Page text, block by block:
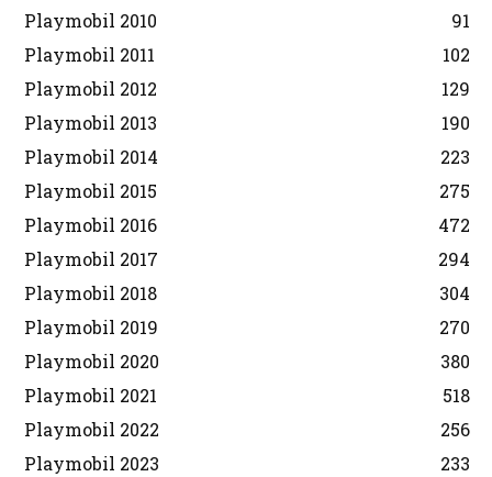
Playmobil 2010
91
Playmobil 2011
102
Playmobil 2012
129
Playmobil 2013
190
Playmobil 2014
223
Playmobil 2015
275
Playmobil 2016
472
Playmobil 2017
294
Playmobil 2018
304
Playmobil 2019
270
Playmobil 2020
380
Playmobil 2021
518
Playmobil 2022
256
Playmobil 2023
233